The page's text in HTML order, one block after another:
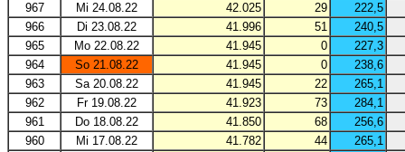
967
Mi 24.08.22 42.025 29
222,5
966
Di 23.08.22 41.996 51
240,5
965
Mo 22.08.22 41.945 0
227,3
964
So 21.08.22 41.945 0
238,6
963
Sa 20.08.22 41.945 22
265,1
962
Fr 19.08.22 41.923 73
284,1
961
Do 18.08.22 41.850 68
256,6
960
Mi 17.08.22 41.782 44
265,1